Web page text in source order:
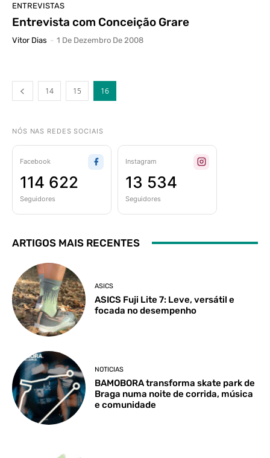
ENTREVISTAS
Entrevista com Conceição Grare
Vitor Dias - 1 De Dezembro De 2008
14 15 16
NÓS NAS REDES SOCIAIS
Facebook
114 622
Seguidores
Instagram
13 534
Seguidores
ARTIGOS MAIS RECENTES
ASICS
ASICS Fuji Lite 7: Leve, versátil e
focada no desempenho
NOTICIAS
BAMOBORA transforma skate park de
Braga numa noite de corrida, música
e comunidade